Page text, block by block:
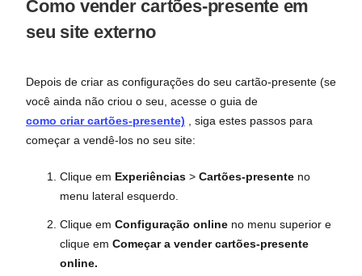
Como vender cartões-presente em
seu site externo
Depois de criar as configurações do seu cartão-presente (se
você ainda não criou o seu, acesse o guia de
como criar cartões-presente) , siga estes passos para
começar a vendê-los no seu site:
Clique em Experiências > Cartões-presente no
menu lateral esquerdo.
Clique em Configuração online no menu superior e
clique em Começar a vender cartões-presente
online.